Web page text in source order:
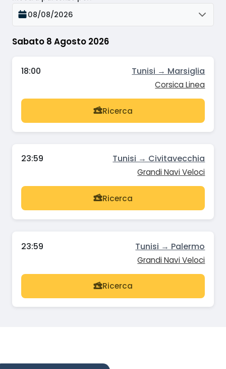
Sabato 8 Agosto 2026
08/08/2026
18:00 Tunisi → Marsiglia
Corsica Linea
Ricerca
23:59 Tunisi → Civitavecchia
Grandi Navi Veloci
Ricerca
23:59 Tunisi → Palermo
Grandi Navi Veloci
Ricerca